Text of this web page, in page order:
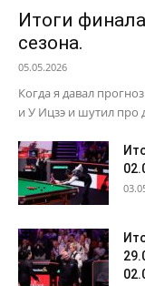
Итоги
сезона.
05.05.2026
Когда я давал
и У Ицзэ и шутил про